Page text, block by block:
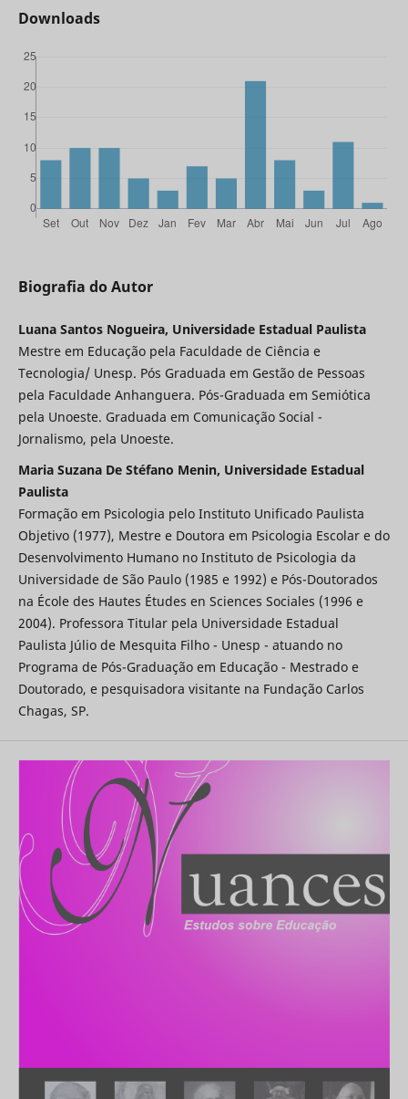
Downloads
Biografia do Autor
Luana Santos Nogueira, Universidade Estadual Paulista
Mestre em Educação pela Faculdade de Ciência e
Tecnologia/ Unesp. Pós Graduada em Gestão de Pessoas
pela Faculdade Anhanguera. Pós-Graduada em Semiótica
pela Unoeste. Graduada em Comunicação Social -
Jornalismo, pela Unoeste.
Maria Suzana De Stéfano Menin, Universidade Estadual
Paulista
Formação em Psicologia pelo Instituto Unificado Paulista
Objetivo (1977), Mestre e Doutora em Psicologia Escolar e do
Desenvolvimento Humano no Instituto de Psicologia da
Universidade de São Paulo (1985 e 1992) e Pós-Doutorados
na École des Hautes Études en Sciences Sociales (1996 e
2004). Professora Titular pela Universidade Estadual
Paulista Júlio de Mesquita Filho - Unesp - atuando no
Programa de Pós-Graduação em Educação - Mestrado e
Doutorado, e pesquisadora visitante na Fundação Carlos
Chagas, SP.